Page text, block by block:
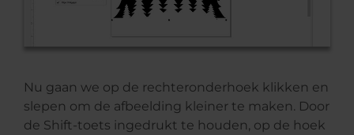
Nu gaan we op de rechteronderhoek klikken en
slepen om de afbeelding kleiner te maken. Door
de Shift-toets ingedrukt te houden, op de hoek